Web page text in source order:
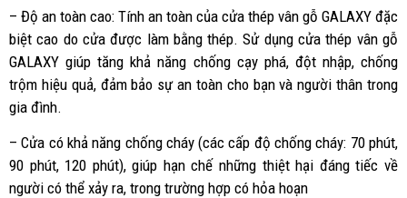
– Độ an toàn cao: Tính an toàn của cửa thép vân gỗ GALAXY đặc
biệt cao do cửa được làm bằng thép. Sử dụng cửa thép vân gỗ
GALAXY giúp tăng khả năng chống cạy phá, đột nhập, chống
trộm hiệu quả, đảm bảo sự an toàn cho bạn và người thân trong
gia đình.
– Cửa có khả năng chống cháy (các cấp độ chống cháy: 70 phút,
90 phút, 120 phút), giúp hạn chế những thiệt hại đáng tiếc về
người có thể xảy ra, trong trường hợp có hỏa hoạn